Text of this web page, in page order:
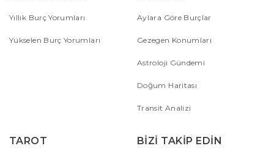
Yıllık Burç Yorumları
Yükselen Burç Yorumları
Aylara Göre Burçlar
Gezegen Konumları
Astroloji Gündemi
Doğum Haritası
Transit Analizi
TAROT BİZİ TAKİP EDİN